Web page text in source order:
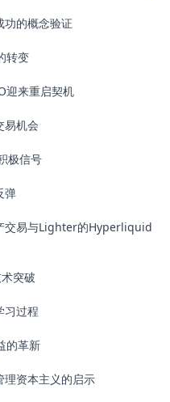
功的概念验证
转变
迎来重启契机
易机会
极信号
弹
交易与Lighter的Hyperliquid
突破
习过程
的革新
理资本主义的启示